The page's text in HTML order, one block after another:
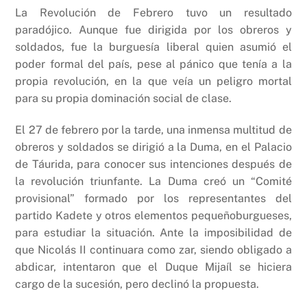
La Revolución de Febrero tuvo un resultado
paradójico. Aunque fue dirigida por los obreros y
soldados, fue la burguesía liberal quien asumió el
poder formal del país, pese al pánico que tenía a la
propia revolución, en la que veía un peligro mortal
para su propia dominación social de clase.
El 27 de febrero por la tarde, una inmensa multitud de
obreros y soldados se dirigió a la Duma, en el Palacio
de Táurida, para conocer sus intenciones después de
la revolución triunfante. La Duma creó un “Comité
provisional” formado por los representantes del
partido Kadete y otros elementos pequeñoburgueses,
para estudiar la situación. Ante la imposibilidad de
que Nicolás II continuara como zar, siendo obligado a
abdicar, intentaron que el Duque Mijaíl se hiciera
cargo de la sucesión, pero declinó la propuesta.